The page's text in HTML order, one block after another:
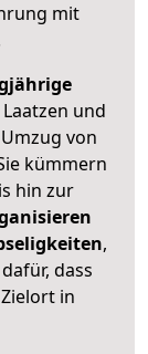
mit
und
von
kümmern
hin zur
,
dass
in